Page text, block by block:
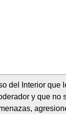
del Interior que
y que no